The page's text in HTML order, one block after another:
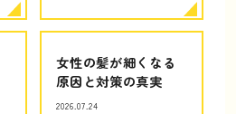
女性の髪が細くなる
原因と対策の真実
2026.07.24